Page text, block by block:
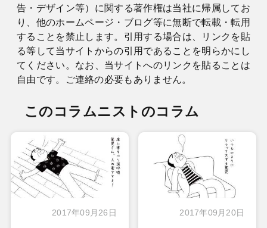
告・デザイン等）に関する著作権は当社に帰属してお
り、他のホームページ・ブログ等に無断で転載・転用
することを禁止します。引用する場合は、リンクを貼
る等して当サイトからの引用であることを明らかにし
てください。なお、当サイトへのリンクを貼ることは
自由です。ご連絡の必要もありません。
このコラムニストのコラム
2017年09月26日 2017年09月20日